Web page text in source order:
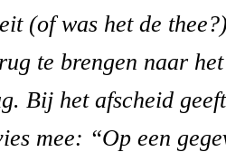
(of was het de
te brengen naar
Bij het afscheid
mee: “Op een